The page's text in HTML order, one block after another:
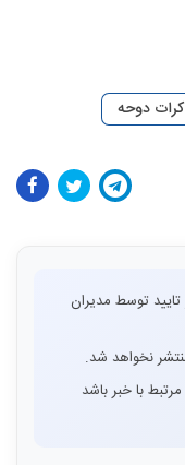
دوحه
توسط مدیران
نخواهد شد.
با خبر باشد